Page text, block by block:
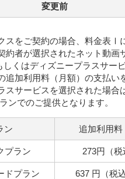
変更前
スをご契約の場合、料金表Ⅰ
約者が選択されたネット動画
しくはディズニープラスサー
追加利用料（月額）の支払い
スサービスを選択された場合
ンでのご提供となります。
ン 追加利用料
プラン 273円（税
ドプラン 637 円（税